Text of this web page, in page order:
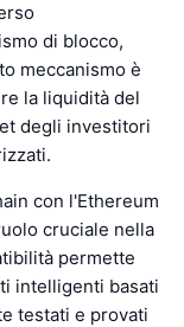
di blocco,
meccanismo è
la liquidità del
degli investitori
con l'Ethereum
cruciale nella
permette
intelligenti basati
testati e provati